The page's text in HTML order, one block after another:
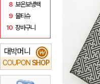
8 보온보냉백
9 물티슈
10 장바구니
대박머니
COUPON SHOP
₩